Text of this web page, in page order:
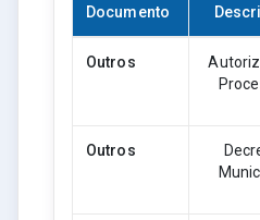
Documento
Outros
Outros